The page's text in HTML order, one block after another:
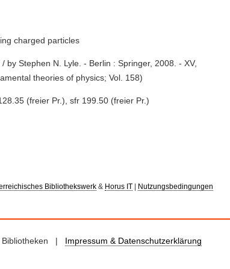
charged particles
by Stephen N. Lyle. - Berlin : Springer, 2008. - XV,
theories of physics; Vol. 158)
(freier Pr.), sfr 199.50 (freier Pr.)
Bibliothekswerk& Horus IT Nutzungsbedingungen
Bibliotheken | Impressum & Datenschutzerklärung